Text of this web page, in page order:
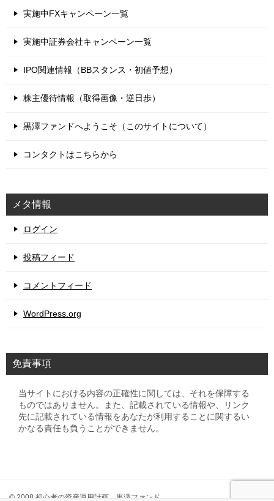
実施中FXキャンペーン一覧
実施中証券会社キャンペーン一覧
IPO関連情報（BBスタンス・初値予想）
株主優待情報（取得画像・逆日歩）
黒澤ファンドへようこそ（このサイトについて）
コンタクトはこちらから
メタ情報
ログイン
投稿フィード
コメントフィード
WordPress.org
免責事項
当サイトにおける内容の正確性に関しては、それを保障する
ものではありません。また、記載されている情報や、リンク
先に記載されている情報をあなたが利用することに関するい
かなる責任も負うことができません。
© 2008 初心者の資産運用計画 黒澤ファンド